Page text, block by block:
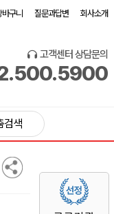
바구니 질문과답변 회사소개
고객센터 상담문의
검색